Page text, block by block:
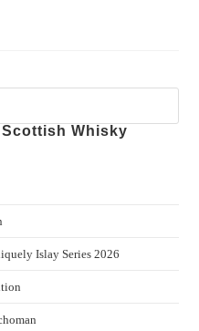
Whisky
Islay Series 2026